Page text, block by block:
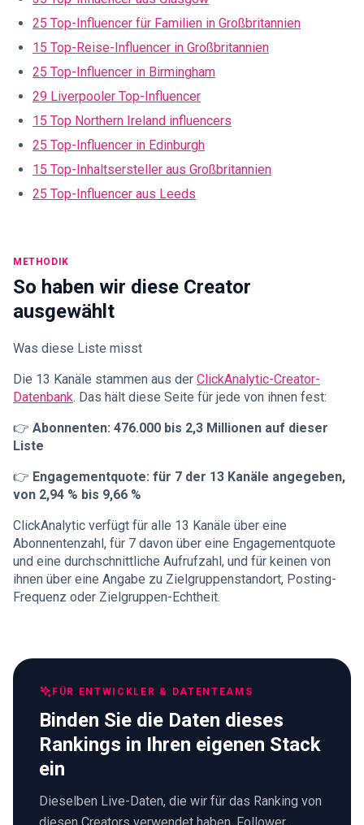
25 Top-Influencer für Familien in Großbritannien
15 Top-Reise-Influencer in Großbritannien
25 Top-Influencer in Birmingham
29 Liverpooler Top-Influencer
15 Top Northern Ireland influencers
25 Top-Influencer in Edinburgh
15 Top-Inhaltsersteller aus Großbritannien
25 Top-Influencer aus Leeds
METHODIK
So haben wir diese Creator
ausgewählt
Was diese Liste misst
Die 13 Kanäle stammen aus der ClickAnalytic-Creator-
Datenbank. Das hält diese Seite für jede von ihnen fest:
👉 Abonnenten: 476.000 bis 2,3 Millionen auf dieser
Liste
👉 Engagementquote: für 7 der 13 Kanäle angegeben,
von 2,94 % bis 9,66 %
ClickAnalytic verfügt für alle 13 Kanäle über eine
Abonnentenzahl, für 7 davon über eine Engagementquote
und eine durchschnittliche Aufrufzahl, und für keinen von
ihnen über eine Angabe zu Zielgruppenstandort, Posting-
Frequenz oder Zielgruppen-Echtheit.
FÜR ENTWICKLER & DATENTEAMS
Binden Sie die Daten dieses
Rankings in Ihren eigenen Stack
ein
Dieselben Live-Daten, die wir für das Ranking von